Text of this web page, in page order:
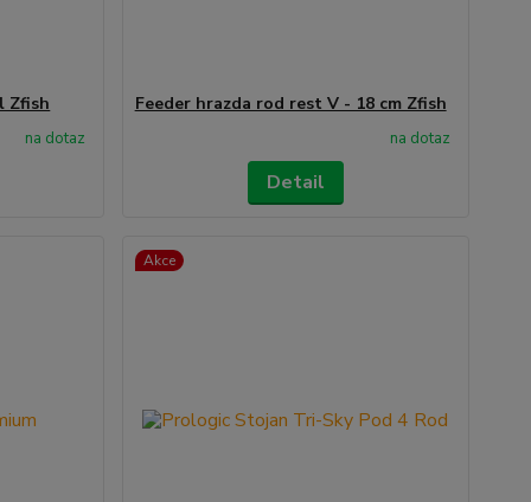
Zfish
na dotaz
Feeder hrazda rod rest V - 18 cm Zfish
na dotaz
Detail
Akce